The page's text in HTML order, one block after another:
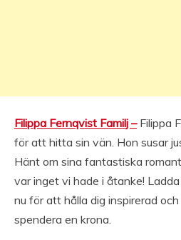
Filippa Fernqvist Familj –Filippa
för att hitta sin vän. Hon susar
Hänt om sina fantastiska
var inget vi hade i åtanke!
nu för att hålla dig inspirerad
spendera en krona.